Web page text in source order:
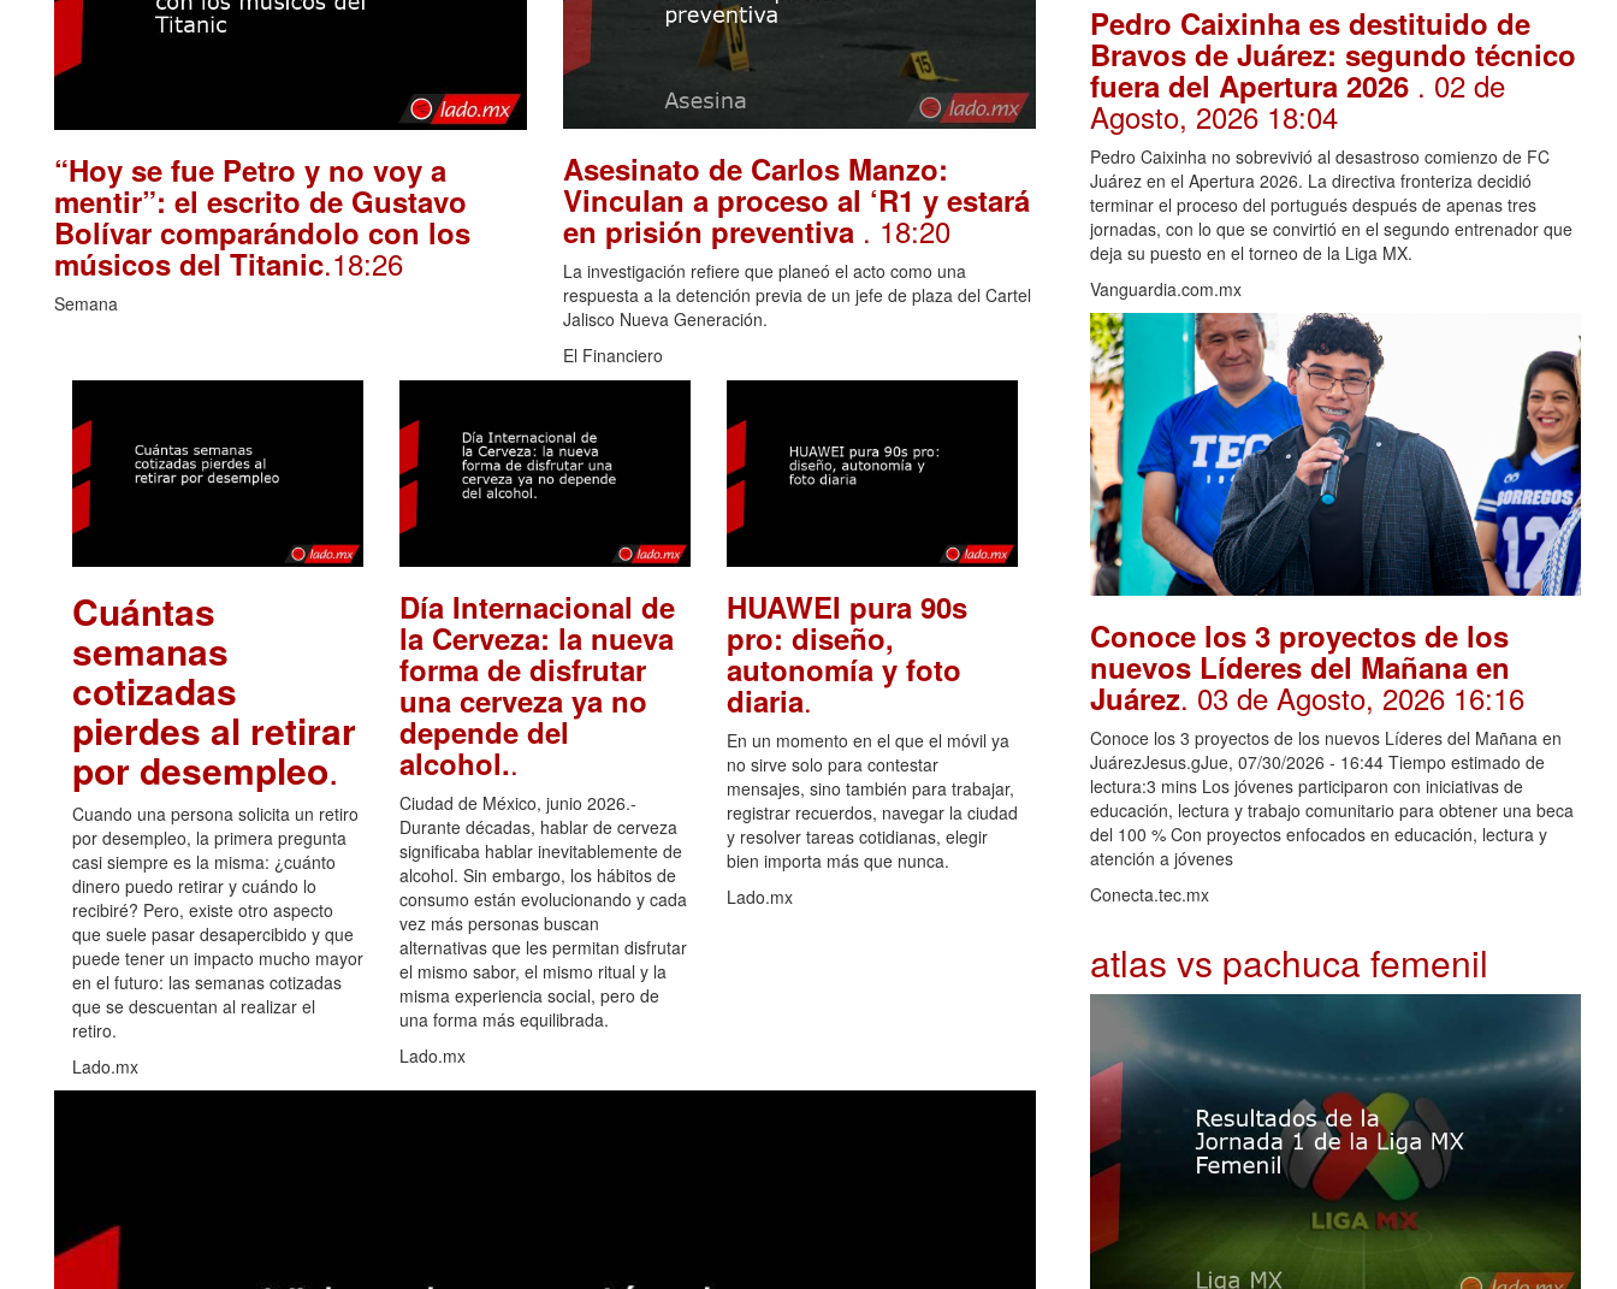
“Hoy se fue Petro y no voy a
mentir”: el escrito de Gustavo
Bolívar comparándolo con los
músicos del Titanic.18:26
Semana
Asesinato de Carlos Manzo:
Vinculan a proceso al ‘R1 y estará
en prisión preventiva . 18:20
La investigación refiere que planeó el acto como una
respuesta a la detención previa de un jefe de plaza del Cartel
Jalisco Nueva Generación.
El Financiero
Cuántas
semanas
cotizadas
pierdes al retirar
por desempleo.
Cuando una persona solicita un retiro
por desempleo, la primera pregunta
casi siempre es la misma: ¿cuánto
dinero puedo retirar y cuándo lo
recibiré? Pero, existe otro aspecto
que suele pasar desapercibido y que
puede tener un impacto mucho mayor
en el futuro: las semanas cotizadas
que se descuentan al realizar el
retiro.
Lado.mx
Día Internacional de
la Cerveza: la nueva
forma de disfrutar
una cerveza ya no
depende del
alcohol..
Ciudad de México, junio 2026.-
Durante décadas, hablar de cerveza
significaba hablar inevitablemente de
alcohol. Sin embargo, los hábitos de
consumo están evolucionando y cada
vez más personas buscan
alternativas que les permitan disfrutar
el mismo sabor, el mismo ritual y la
misma experiencia social, pero de
una forma más equilibrada.
Lado.mx
HUAWEI pura 90s
pro: diseño,
autonomía y foto
diaria.
En un momento en el que el móvil ya
no sirve solo para contestar
mensajes, sino también para trabajar,
registrar recuerdos, navegar la ciudad
y resolver tareas cotidianas, elegir
bien importa más que nunca.
Lado.mx
Pedro Caixinha es destituido de
Bravos de Juárez: segundo técnico
fuera del Apertura 2026 . 02 de
Agosto, 2026 18:04
Pedro Caixinha no sobrevivió al desastroso comienzo de FC
Juárez en el Apertura 2026. La directiva fronteriza decidió
terminar el proceso del portugués después de apenas tres
jornadas, con lo que se convirtió en el segundo entrenador que
deja su puesto en el torneo de la Liga MX.
Vanguardia.com.mx
Conoce los 3 proyectos de los
nuevos Líderes del Mañana en
Juárez. 03 de Agosto, 2026 16:16
Conoce los 3 proyectos de los nuevos Líderes del Mañana en
JuárezJesus.gJue, 07/30/2026 - 16:44 Tiempo estimado de
lectura:3 mins Los jóvenes participaron con iniciativas de
educación, lectura y trabajo comunitario para obtener una beca
del 100 % Con proyectos enfocados en educación, lectura y
atención a jóvenes
Conecta.tec.mx
atlas vs pachuca femenil